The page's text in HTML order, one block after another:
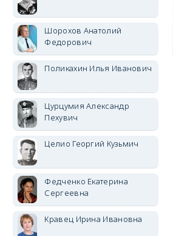
Шорохов Анатолий
Федорович
Поликахин Илья Иванович
Цурцумия Александр
Пехувич
Целио Георгий Кузьмич
Федченко Екатерина
Сергеевна
Кравец Ирина Ивановна